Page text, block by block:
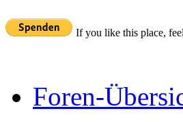
If you like this place,
Foren-